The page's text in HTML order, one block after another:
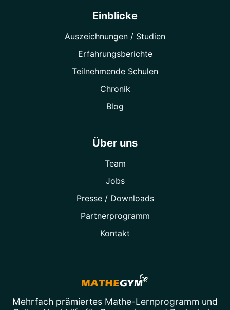
Einblicke
Auszeichnungen / Studien
Erfahrungsberichte
Teilnehmende Schulen
Chronik
Blog
Über uns
Team
Jobs
Presse / Downloads
Partner­programm
Kontakt
Mehrfach prämiertes Mathe-Lernprogramm und